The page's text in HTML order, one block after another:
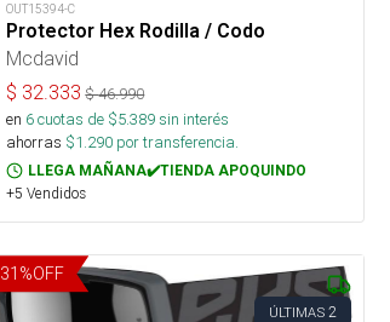
OUT15394-C
Protector Hex Rodilla / Codo
Mcdavid
$ 32.333 $46.990
en 6cuotas de $5.389sin interés
ahorras $1.290 por transferencia.
LLEGA MAÑANA✔️TIENDA APOQUINDO
+5 Vendidos
31 %OFF
ÚLTIMAS 2